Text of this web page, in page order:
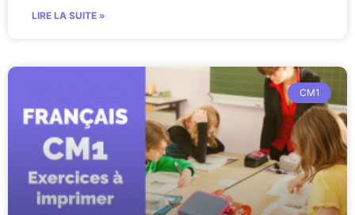
LIRE LA SUITE »
CM1